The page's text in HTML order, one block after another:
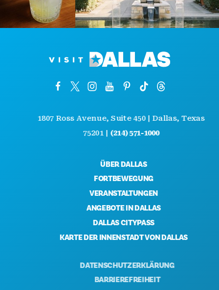
1807 Ross Avenue, Suite 450 | Dallas, Texas
75201 |(214) 571-1000
ÜBER DALLAS
FORTBEWEGUNG
VERANSTALTUNGEN
ANGEBOTE IN DALLAS
DALLAS CITYPASS
KARTE DER INNENSTADT VON DALLAS
DATENSCHUTZERKLÄRUNG
BARRIEREFREIHEIT